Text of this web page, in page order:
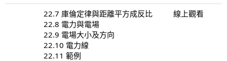
22.7 庫倫定律與距離平方成反比
22.8 電力與電場
22.9 電場大小及方向
22.10 電力線
22.11 範例
線上觀看